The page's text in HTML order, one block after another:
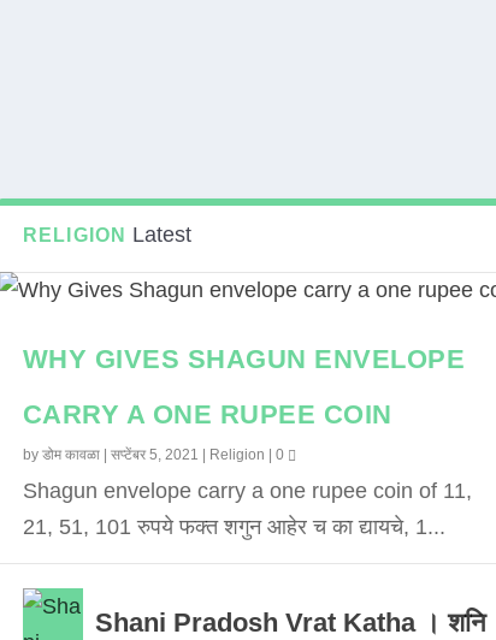
RELIGION Latest
WHY GIVES SHAGUN ENVELOPE
CARRY A ONE RUPEE COIN
by डोम कावळा| सप्टेंबर 5, 2021 Religion 0
Shagun envelope carry a one rupee coin of 11,
21, 51, 101 रुपये फक्त शगुन आहेर च का द्यायचे, 1...
Shani Pradosh Vrat Katha । शनि